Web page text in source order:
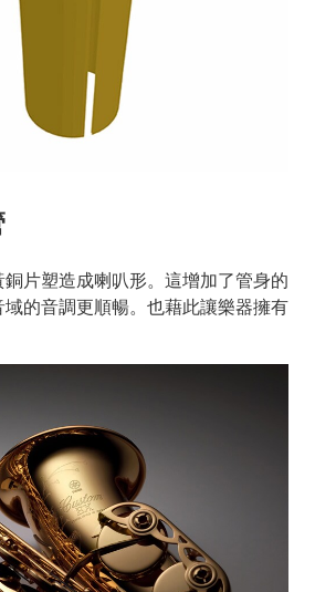
片塑造成喇叭形。這增加了管身的
的音調更順暢。也藉此讓樂器擁有